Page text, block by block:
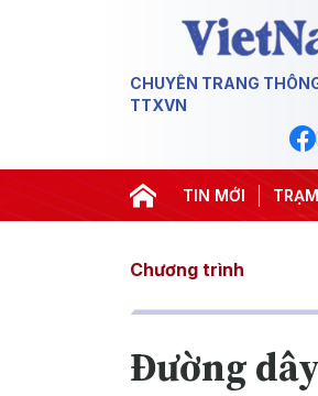
CHUYÊN TRANG
TTXVN
TIN MỚI
khai thác IUU #Căng thẳng
Chương trình
Đường